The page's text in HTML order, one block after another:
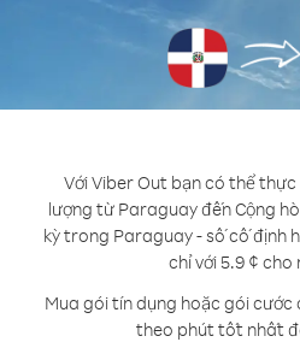
Với Viber Out bạn có thể
lượng từ Paraguay đến Cộng
kỳ trong Paraguay - số cố định
chỉ với 5.9 ¢ cho
Mua gói tín dụng hoặc gói cước
theo phút tốt nhất